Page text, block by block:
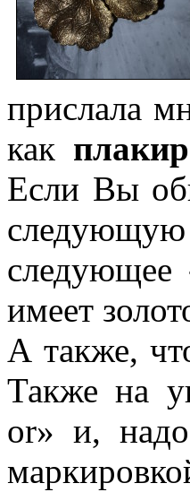
прислала
как
Если Вы
имеет
А также,
Также на
or» и,